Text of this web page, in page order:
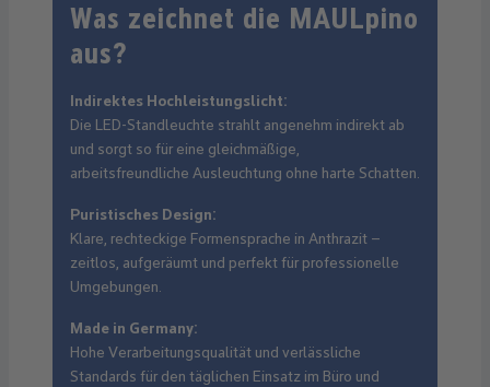
Was zeichnet die MAULpino
aus?
Indirektes Hochleistungslicht:
Die LED-Standleuchte strahlt angenehm indirekt ab
und sorgt so für eine gleichmäßige,
arbeitsfreundliche Ausleuchtung ohne harte Schatten.
Puristisches Design:
Klare, rechteckige Formensprache in Anthrazit –
zeitlos, aufgeräumt und perfekt für professionelle
Umgebungen.
Made in Germany:
Hohe Verarbeitungsqualität und verlässliche
Standards für den täglichen Einsatz im Büro und